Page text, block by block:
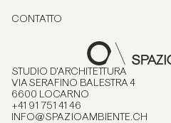
CONTATTO
STUDIO D'ARCHITETTURA
VIA SERAFINO BALESTRA 4
6600 LOCARNO
+41 91 751 41 46
INFO@SPAZIOAMBIENTE.CH